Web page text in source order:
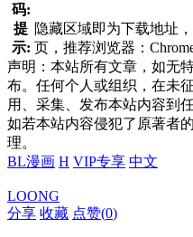
码:
提
示:
隐藏区域即为下载地址
页，推荐浏览器：
声明：本站所有文章，如无
布。任何个人或组织，在未
用、采集、发布本站内容到
如若本站内容侵犯了原著者
理。
BL漫画 H VIP专享 中文
LOONG
分享 收藏 点赞(0)